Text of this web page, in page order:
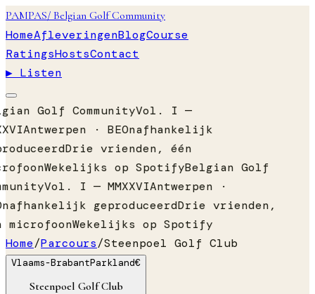
PAMPAS/ Belgian Golf Community
HomeAfleveringenBlogCourse
RatingsHostsContact
▶ Listen
Golf CommunityVol. I —
Antwerpen · BEOnafhankelijk
Drie vrienden, één
Wekelijks op SpotifyBelgian Golf
Vol. I — MMXXVIAntwerpen ·
geproduceerdDrie vrienden,
microfoonWekelijks op Spotify
Home/Parcours/Steenpoel Golf Club
Vlaams-BrabantParkland€
Steenpoel Golf Club